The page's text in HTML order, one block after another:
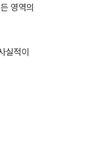
영역의
실적이